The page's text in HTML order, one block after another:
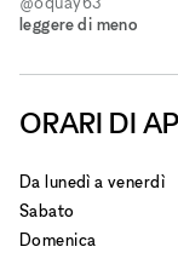
leggere di meno
ORARI DI
Da lunedì a venerdì
Sabato
Domenica